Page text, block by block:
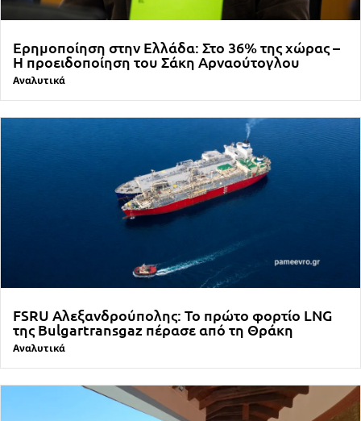
Ερημοποίηση στην Ελλάδα: Στο 36% της χώρας –
Η προειδοποίηση του Σάκη Αρναούτογλου
Αναλυτικά
FSRU Αλεξανδρούπολης: Το πρώτο φορτίο LNG
της Bulgartransgaz πέρασε από τη Θράκη
Αναλυτικά